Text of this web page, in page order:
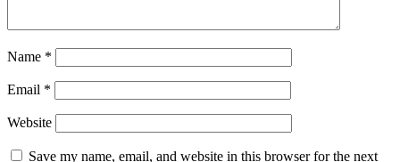
Name *
Email *
Website
Save my name, email, and website in this browser for the next